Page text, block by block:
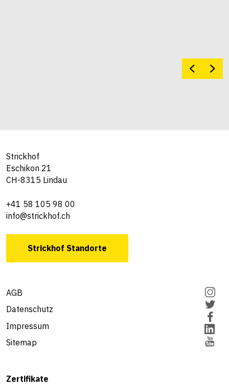
Strickhof
Eschikon 21
CH-8315 Lindau
+41 58 105 98 00
info@strickhof.ch
Strickhof Standorte
AGB
Datenschutz
Impressum
Sitemap
Zertifikate